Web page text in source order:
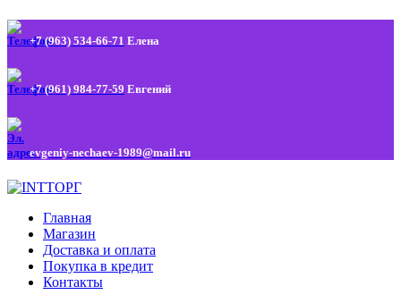
+7 (963) 534-66-71 Елена
+7 (961) 984-77-59 Евгений
evgeniy-nechaev-1989@mail.ru
Главная
Магазин
Доставка и оплата
Покупка в кредит
Контакты